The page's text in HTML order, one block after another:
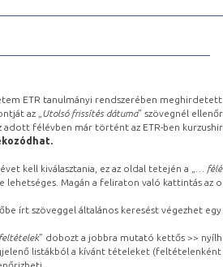
ETR tanulmányi rendszerében
az „ Utolsó frissítés dátuma” szövegnél
adott félévben már történt az ETR-ben
kell kiválasztania, ez az oldal tetején a „
…
lehetséges. Magán a feliraton való kattintás az
írt szöveggel általános keresést végezhet
” dobozt a jobbra mutató kettős >>
listákból a kívánt tételeket (feltételenként